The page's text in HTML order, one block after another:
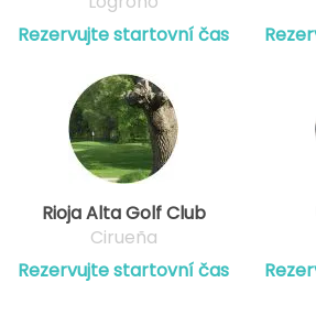
Rezervujte startovní čas
Rioja Alta Golf Club
Cirueña
Rezervujte startovní čas